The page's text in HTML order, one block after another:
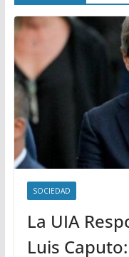
SOCIEDAD
La UIA
Luis